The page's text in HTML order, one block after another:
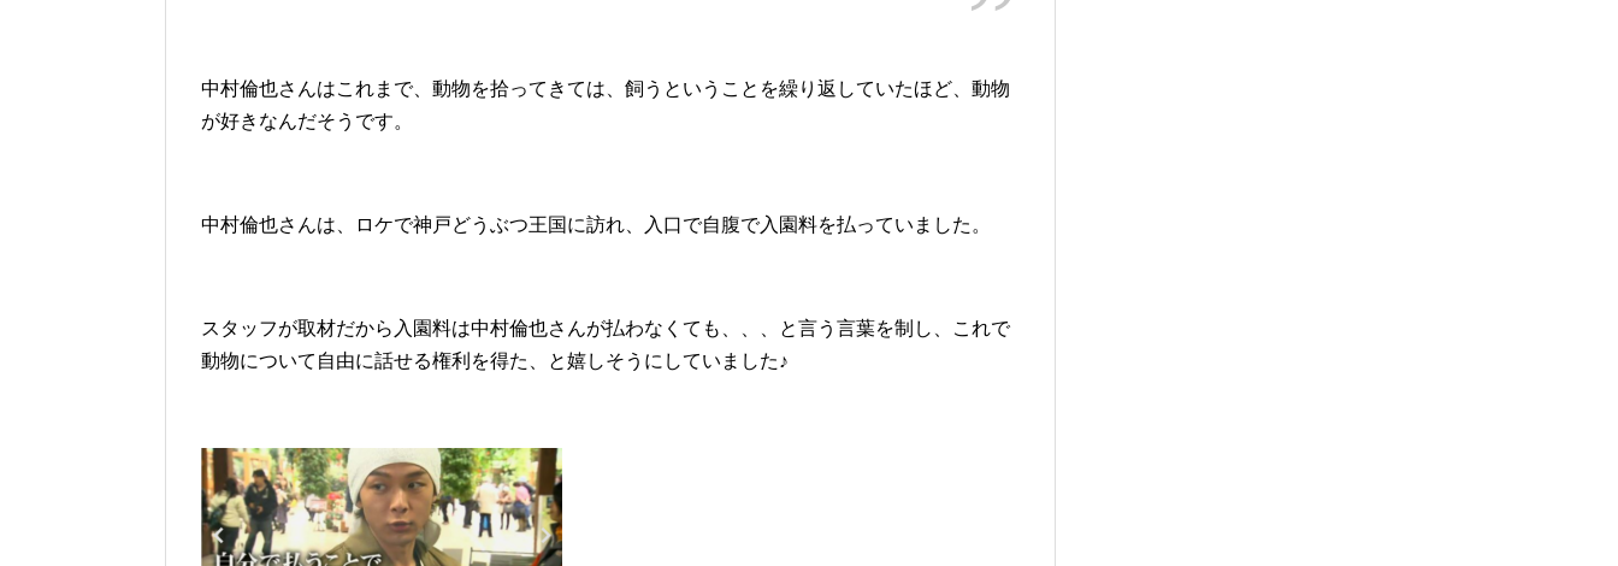
中村倫也さんはこれまで、動物を拾ってきては、飼うということを繰り返していたほど、動物
が好きなんだそうです。
中村倫也さんは、ロケで神戸どうぶつ王国に訪れ、入口で自腹で入園料を払っていました。
スタッフが取材だから入園料は中村倫也さんが払わなくても、、、と言う言葉を制し、これで
動物について自由に話せる権利を得た、と嬉しそうにしていました♪